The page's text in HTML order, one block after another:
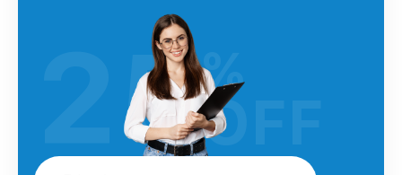
25%
OFF